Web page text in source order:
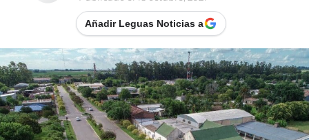
Añadir Leguas Noticias a